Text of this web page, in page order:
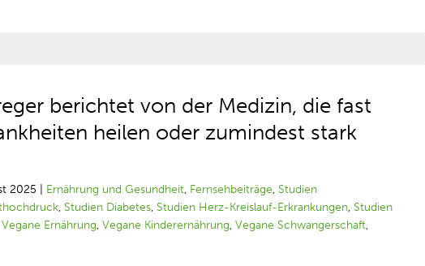
berichtet von der Medizin, die fast
heilen oder zumindest stark
2025 Ernährung und Gesundheit, Fernsehbeiträge, Studien
, Studien Diabetes, Studien Herz-Kreislauf-Erkrankungen, Studien
Vegane Ernährung,Vegane Kinderernährung,Vegane Schwangerschaft,